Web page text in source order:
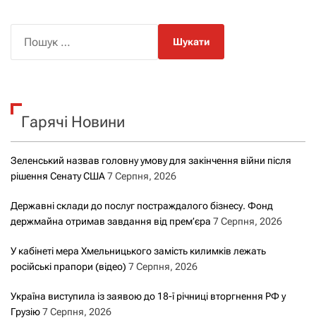
к
Гарячі Новини
Зеленський назвав головну умову для закінчення війни після
рішення Сенату США7 Серпня, 2026
Державні склади до послуг постраждалого бізнесу. Фонд
держмайна отримав завдання від прем’єра 7 Серпня, 2026
У кабінеті мера Хмельницького замість килимків лежать
російські прапори (відео) 7 Серпня, 2026
Україна виступила із заявою до 18-ї річниці вторгнення РФ у
Грузію7 Серпня, 2026